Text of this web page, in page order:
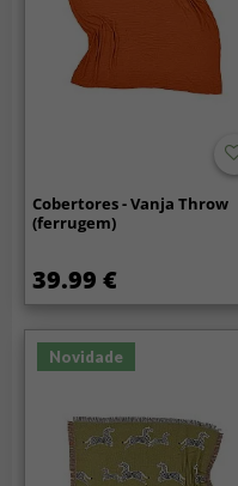
Cobertores - Vanja Throw
(ferrugem)
39.99 €
Novidade